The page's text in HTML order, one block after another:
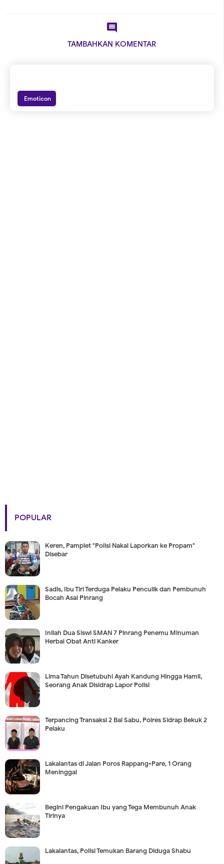

TAMBAHKAN KOMENTAR
Emoticon
POPULAR
Keren, Pamplet "Polisi Nakal Laporkan ke Propam"
Disebar
Sadis, Ibu Tiri Terduga Pelaku Penculik dan Pembunuh
Bocah Asal Pinrang
Inilah Dua Siswi SMAN 7 Pinrang Penemu Minuman
Herbal Obat Anti Kanker
Lima Tahun Disetubuhi Ayah Kandung Hingga Hamil,
Seorang Anak Disidrap Lapor Polisi
Terpancing Transaksi 2 Bal Sabu, Polres Sidrap Bekuk 2
Pelaku
Lakalantas di Jalan Poros Rappang-Pare, 1 Orang
Meninggal
Begini Pengakuan Ibu yang Tega Membunuh Anak
Tirinya
Lakalantas, Polisi Temukan Barang Diduga Shabu